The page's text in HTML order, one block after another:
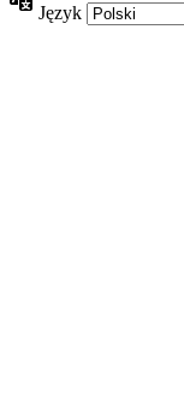
Język